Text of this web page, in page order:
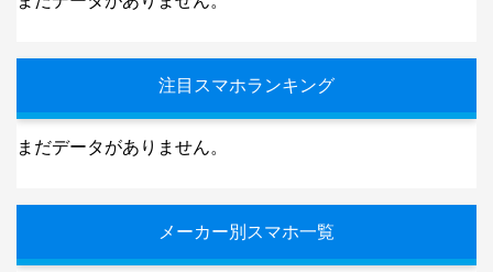
注目スマホランキング
まだデータがありません。
メーカー別スマホ一覧